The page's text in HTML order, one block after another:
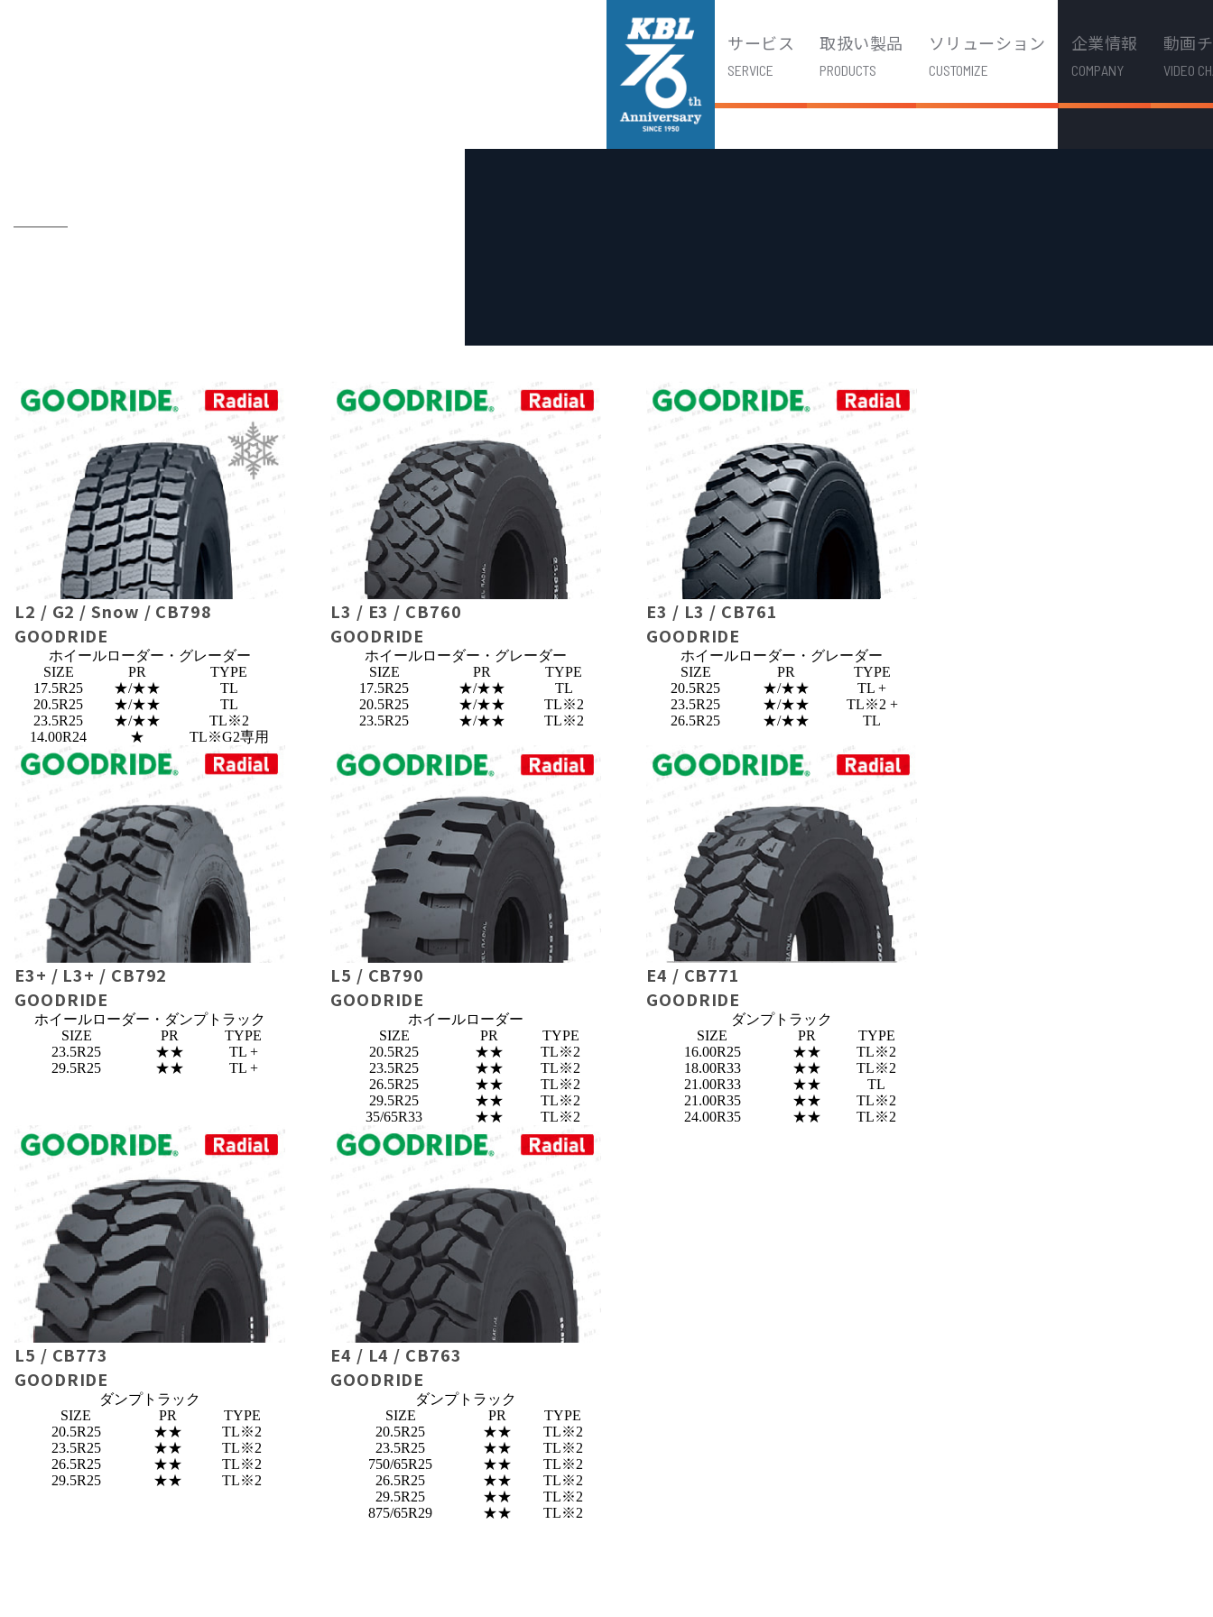
サービス
SERVICE
取扱い製品
PRODUCTS
ソリューション
CUSTOMIZE
企業情報
COMPANY
動画
VIDEO
L2 / G2 / Snow / CB798
GOODRIDE
ホイールローダー・グレーダー
SIZE
PR
TYPE
17.5R25
★/★★
TL
20.5R25
★/★★
TL
23.5R25
★/★★
TL※2
14.00R24
★ TL※G2専用
L3 / E3 / CB760
GOODRIDE
ホイールローダー・グレーダー
SIZE
PR
TYPE
17.5R25
★/★★
TL
20.5R25
★/★★
TL※2
23.5R25
★/★★ TL※2
E3 / L3 / CB761
GOODRIDE
ホイールローダー・グレーダー
SIZE
PR
TYPE
20.5R25
★/★★
TL +
23.5R25
★/★★
TL※2 +
26.5R25
★/★★ TL
E3+ / L3+ / CB792
GOODRIDE
ホイールローダー・ダンプトラック
SIZE
PR
TYPE
23.5R25
★★
TL +
29.5R25
★★ TL +
L5 / CB790
GOODRIDE
ホイールローダー
SIZE
PR
TYPE
20.5R25
★★
TL※2
23.5R25
★★
TL※2
26.5R25
★★
TL※2
29.5R25
★★
TL※2
35/65R33
★★ TL※2
E4 / CB771
GOODRIDE
ダンプトラック
SIZE
PR
TYPE
16.00R25
★★
TL※2
18.00R33
★★
TL※2
21.00R33
★★
TL
21.00R35
★★
TL※2
24.00R35
★★ TL※2
L5 / CB773
GOODRIDE
ダンプトラック
SIZE
PR
TYPE
20.5R25
★★
TL※2
23.5R25
★★
TL※2
26.5R25
★★
TL※2
29.5R25
★★ TL※2
E4 / L4 / CB763
GOODRIDE
ダンプトラック
SIZE
PR
TYPE
20.5R25
★★
TL※2
23.5R25
★★
TL※2
750/65R25
★★
TL※2
26.5R25
★★
TL※2
29.5R25
★★
TL※2
875/65R29
★★ TL※2